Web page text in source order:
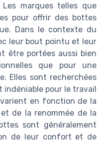
marques telles que
pour offrir des bottes
Dans le contexte du
leur bout pointu et leur
être portées aussi bien
que pour une
Elles sont recherchées
indéniable pour le travail
en fonction de la
de la renommée de la
sont généralement
de leur confort et de